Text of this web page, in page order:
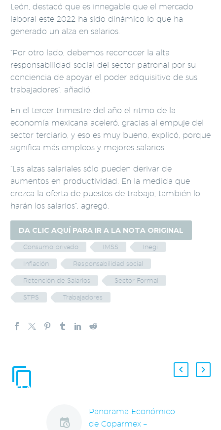
León, destacó que es innegable que el mercado
laboral este 2022 ha sido dinámico lo que ha
generado un alza en salarios.
“Por otro lado, debemos reconocer la alta
responsabilidad social del sector patronal por su
conciencia de apoyar el poder adquisitivo de sus
trabajadores”, añadió.
En el tercer trimestre del año el ritmo de la
economía mexicana aceleró, gracias al empuje del
sector terciario, y eso es muy bueno, explicó, porque
significa más empleos y mejores salarios.
“Las alzas salariales sólo pueden derivar de
aumentos en productividad. En la medida que
crezca la oferta de puestos de trabajo, también lo
harán los salarios”, agregó.
DA CLIC AQUÍ PARA IR A LA NOTA ORIGINAL
Consumo privado IMSS Inegi
Inflación Responsabilidad social
Retención de Salarios Sector Formal
STPS Trabajadores
RELACIONADAS
Panorama Económico
de Coparmex –